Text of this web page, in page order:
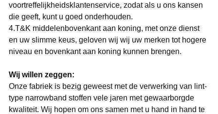
voortreffelijkheidsklantenservice, zodat als u ons kansen
die geeft, kunt u goed onderhouden.
4.T&K middelenbovenkant aan koning, met onze dienst
en uw slimme keus, geloven wij wij uw merken tot hogere
niveau en bovenkant aan koning kunnen brengen.
Wij willen zeggen:
Onze fabriek is bezig geweest met de verwerking van lint-
type narrowband stoffen vele jaren met gewaarborgde
kwaliteit. Wij hopen om ons samen met u hand in hand te